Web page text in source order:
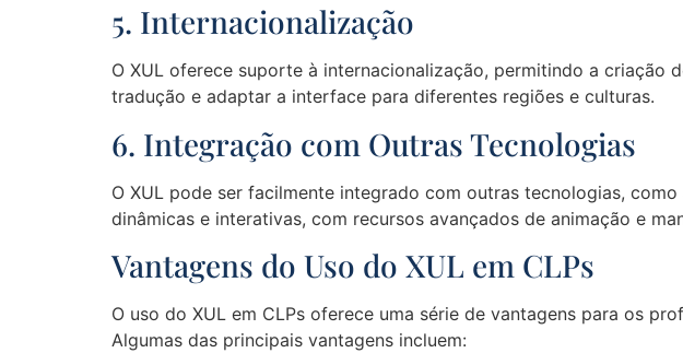
5. Internacionalização
O XUL oferece suporte à internacionalização, permitindo a
tradução e adaptar a interface para diferentes regiões e culturas.
6. Integração com Outras Tecnologias
O XUL pode ser facilmente integrado com outras tecnologias,
dinâmicas e interativas, com recursos avançados de animação e
Vantagens do Uso do XUL em CLPs
O uso do XUL em CLPs oferece uma série de vantagens para os
Algumas das principais vantagens incluem: